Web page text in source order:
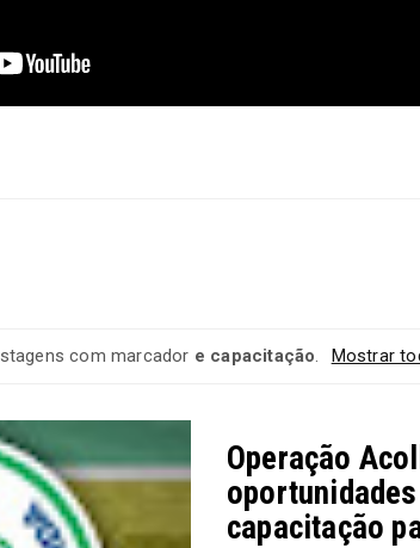
com marcador e capacitação. Mostrar
Operação
capacitação